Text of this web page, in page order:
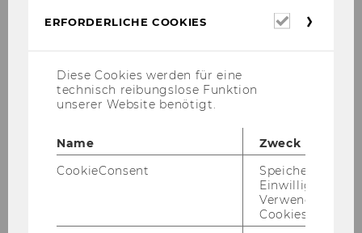
Ein herz­li­cher Dank gilt un­se­ren Spon­so­
ERFORDERLICHE COOKIES
Diese Cookies werden für eine
technisch reibungslose Funktion
unserer Website benötigt.
Name
Zweck
CookieConsent
Speichert Ihre
Einwilligung zur
Verwendung von
Cookies.